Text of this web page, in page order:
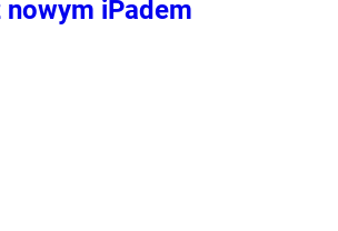
iPadem